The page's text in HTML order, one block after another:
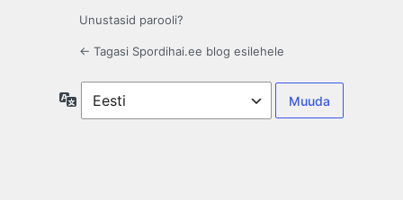
Unustasid parooli?
← Tagasi Spordihai.ee blog esilehele
Keel